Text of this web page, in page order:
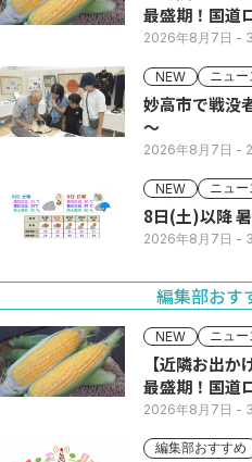
最盛期！国道
い列
2026年8月7日 -
NEW ニュー
妙高市で戦没
～
2026年8月7日 -
NEW ニュー
8
2026年8月7日 -
編集部おす
NEW ニュー
【近隣お出
最盛期！国道
い列
2026年8月7日 -
編集部おすすめ